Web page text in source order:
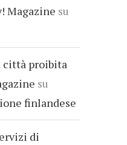
Magazine su
città proibita
su
finlandese
di